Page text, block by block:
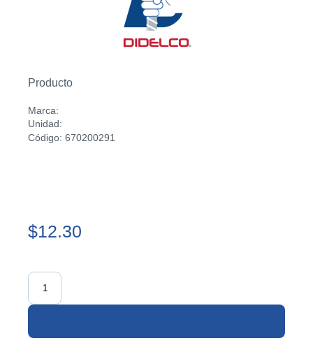
Producto
Marca:
Unidad:
Código: 670200291
$12.30